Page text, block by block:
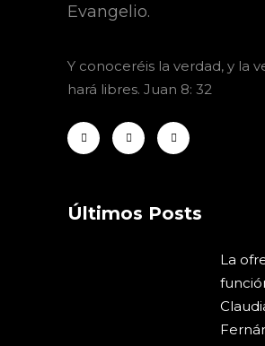
Evangelio.
Y conoceréis la verdad, y la
hará libres. Juan 8: 32
Últimos Posts
La